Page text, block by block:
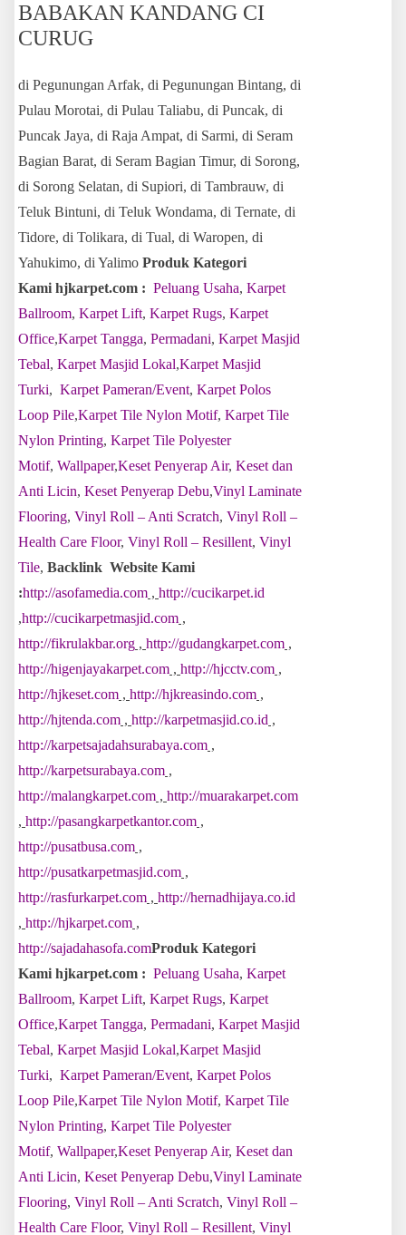
BABAKAN KANDANG CI
CURUG
di Pegunungan Arfak, di Pegunungan Bintang, di
Pulau Morotai, di Pulau Taliabu, di Puncak, di
Puncak Jaya, di Raja Ampat, di Sarmi, di Seram
Bagian Barat, di Seram Bagian Timur, di Sorong,
di Sorong Selatan, di Supiori, di Tambrauw, di
Teluk Bintuni, di Teluk Wondama, di Ternate, di
Tidore, di Tolikara, di Tual, di Waropen, di
Yahukimo, di Yalimo Produk Kategori
Kami hjkarpet.com : Peluang Usaha, Karpet
Ballroom, Karpet Lift, Karpet Rugs, Karpet
Office,Karpet Tangga, Permadani, Karpet Masjid
Tebal, Karpet Masjid Lokal,Karpet Masjid
Turki, Karpet Pameran/Event, Karpet Polos
Loop Pile,Karpet Tile Nylon Motif, Karpet Tile
Nylon Printing, Karpet Tile Polyester
Motif, Wallpaper,Keset Penyerap Air, Keset dan
Anti Licin, Keset Penyerap Debu,Vinyl Laminate
Flooring, Vinyl Roll – Anti Scratch, Vinyl Roll –
Health Care Floor, Vinyl Roll – Resillent, Vinyl
Tile, Backlink Website Kami
:http://asofamedia.com , http://cucikarpet.id
,http://cucikarpetmasjid.com ,
http://fikrulakbar.org , http://gudangkarpet.com ,
http://higenjayakarpet.com , http://hjcctv.com ,
http://hjkeset.com , http://hjkreasindo.com ,
http://hjtenda.com , http://karpetmasjid.co.id ,
http://karpetsajadahsurabaya.com ,
http://karpetsurabaya.com ,
http://malangkarpet.com , http://muarakarpet.com
, http://pasangkarpetkantor.com ,
http://pusatbusa.com ,
http://pusatkarpetmasjid.com ,
http://rasfurkarpet.com , http://hernadhijaya.co.id
, http://hjkarpet.com ,
http://sajadahasofa.comProduk Kategori
Kami hjkarpet.com : Peluang Usaha, Karpet
Ballroom, Karpet Lift, Karpet Rugs, Karpet
Office,Karpet Tangga, Permadani, Karpet Masjid
Tebal, Karpet Masjid Lokal,Karpet Masjid
Turki, Karpet Pameran/Event, Karpet Polos
Loop Pile,Karpet Tile Nylon Motif, Karpet Tile
Nylon Printing, Karpet Tile Polyester
Motif, Wallpaper,Keset Penyerap Air, Keset dan
Anti Licin, Keset Penyerap Debu,Vinyl Laminate
Flooring, Vinyl Roll – Anti Scratch, Vinyl Roll –
Health Care Floor, Vinyl Roll – Resillent, Vinyl